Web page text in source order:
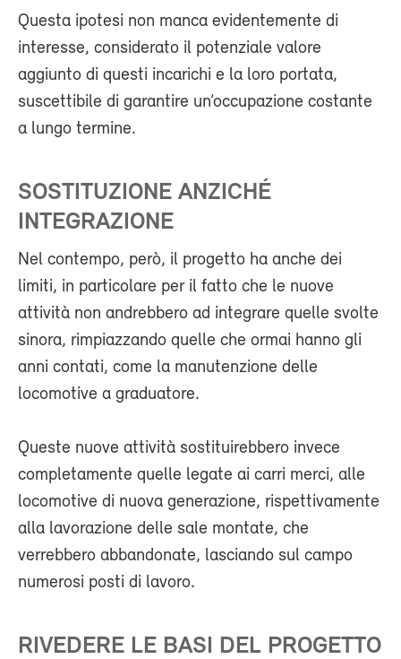
Questa ipotesi non manca evidentemente di
interesse, considerato il potenziale valore
aggiunto di questi incarichi e la loro portata,
suscettibile di garantire un’occupazione costante
a lungo termine.
SOSTITUZIONE ANZICHÉ
INTEGRAZIONE
Nel contempo, però, il progetto ha anche dei
limiti, in particolare per il fatto che le nuove
attività non andrebbero ad integrare quelle svolte
sinora, rimpiazzando quelle che ormai hanno gli
anni contati, come la manutenzione delle
locomotive a graduatore.
Queste nuove attività sostituirebbero invece
completamente quelle legate ai carri merci, alle
locomotive di nuova generazione, rispettivamente
alla lavorazione delle sale montate, che
verrebbero abbandonate, lasciando sul campo
numerosi posti di lavoro.
RIVEDERE LE BASI DEL PROGETTO